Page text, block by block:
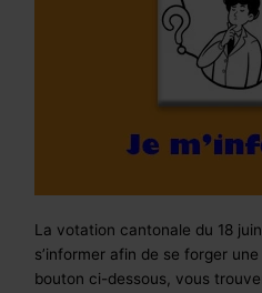
La votation cantonale du 18
s’informer afin de se forger
bouton ci-dessous, vous